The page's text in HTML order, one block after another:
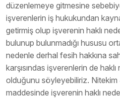
düzenlemeye gitmesine
işverenlerin iş hukukundan
getirmiş olup işverenin haklı
bulunup bulunmadığı hususu
nedenle derhal fesih hakkına
karşısındas işverenlerin de
olduğunu söyleyebiliriz. Nitekim
maddesinde işverenin haklı